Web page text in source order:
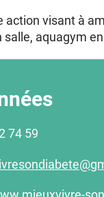
action visant à
salle, aquagym
74 59